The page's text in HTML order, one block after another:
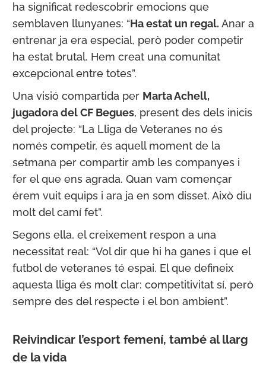
ha significat redescobrir emocions que
semblaven llunyanes: “Ha estat un regal. Anar a
entrenar ja era especial, però poder competir
ha estat brutal. Hem creat una comunitat
excepcional entre totes”.
Una visió compartida per Marta Achell,
jugadora del CF Begues, present des dels inicis
del projecte: “La Lliga de Veteranes no és
només competir, és aquell moment de la
setmana per compartir amb les companyes i
fer el que ens agrada. Quan vam començar
érem vuit equips i ara ja en som disset. Això diu
molt del camí fet”.
Segons ella, el creixement respon a una
necessitat real: “Vol dir que hi ha ganes i que el
futbol de veteranes té espai. El que defineix
aquesta lliga és molt clar: competitivitat sí, però
sempre des del respecte i el bon ambient”.
Reivindicar l’esport femení, també al llarg
de la vida